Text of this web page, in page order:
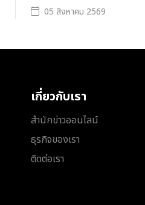
05 สิงหาคม 2569
เกี่ยวกับเรา
สำนักข่าวออนไลน์
ธุรกิจของเรา
ติดต่อเรา